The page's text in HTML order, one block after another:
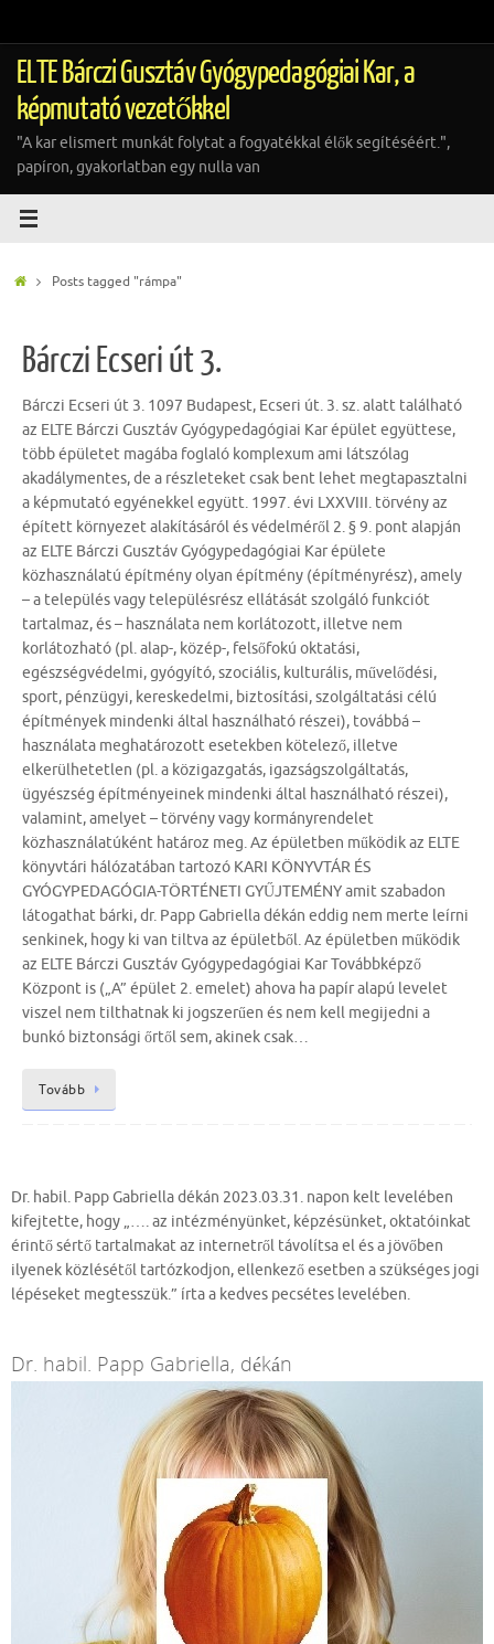
tartalomra
ELTE Bárczi Gusztáv Gyógypedagógiai Kar, a
képmutató vezetőkkel
"A kar elismert munkát folytat a fogyatékkal élők segítéséért.",
papíron, gyakorlatban egy nulla van
HomePosts tagged "rámpa"
Bárczi Ecseri út 3.
Bárczi Ecseri út 3. 1097 Budapest, Ecseri út. 3. sz. alatt található
az ELTE Bárczi Gusztáv Gyógypedagógiai Kar épület együttese,
több épületet magába foglaló komplexum ami látszólag
akadálymentes, de a részleteket csak bent lehet megtapasztalni
a képmutató egyénekkel együtt. 1997. évi LXXVIII. törvény az
épített környezet alakításáról és védelméről 2. § 9. pont alapján
az ELTE Bárczi Gusztáv Gyógypedagógiai Kar épülete
közhasználatú építmény olyan építmény (építményrész), amely
– a település vagy településrész ellátását szolgáló funkciót
tartalmaz, és – használata nem korlátozott, illetve nem
korlátozható (pl. alap-, közép-, felsőfokú oktatási,
egészségvédelmi, gyógyító, szociális, kulturális, művelődési,
sport, pénzügyi, kereskedelmi, biztosítási, szolgáltatási célú
építmények mindenki által használható részei), továbbá –
használata meghatározott esetekben kötelező, illetve
elkerülhetetlen (pl. a közigazgatás, igazságszolgáltatás,
ügyészség építményeinek mindenki által használható részei),
valamint, amelyet – törvény vagy kormányrendelet
közhasználatúként határoz meg. Az épületben működik az ELTE
könyvtári hálózatában tartozó KARI KÖNYVTÁR ÉS
GYÓGYPEDAGÓGIA-TÖRTÉNETI GYŰJTEMÉNY amit szabadon
látogathat bárki, dr. Papp Gabriella dékán eddig nem merte leírni
senkinek, hogy ki van tiltva az épületből. Az épületben működik
az ELTE Bárczi Gusztáv Gyógypedagógiai Kar Továbbképző
Központ is („A” épület 2. emelet) ahova ha papír alapú levelet
viszel nem tilthatnak ki jogszerűen és nem kell megijedni a
bunkó biztonsági őrtől sem, akinek csak…
Tovább
Dr. habil. Papp Gabriella dékán 2023.03.31. napon kelt levelében
kifejtette, hogy „…. az intézményünket, képzésünket, oktatóinkat
érintő sértő tartalmakat az internetről távolítsa el és a jövőben
ilyenek közlésétől tartózkodjon, ellenkező esetben a szükséges jogi
lépéseket megtesszük.” írta a kedves pecsétes levelében.
Dr. habil. Papp Gabriella, dékán